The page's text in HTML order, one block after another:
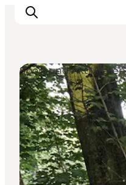
Restaurants
Schlafen
Nature
Städte
Events
Sport und Aktivitäten